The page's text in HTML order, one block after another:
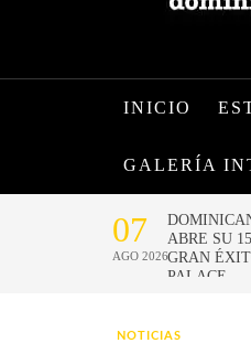
INICIO
GALERÍA
NOTICIAS